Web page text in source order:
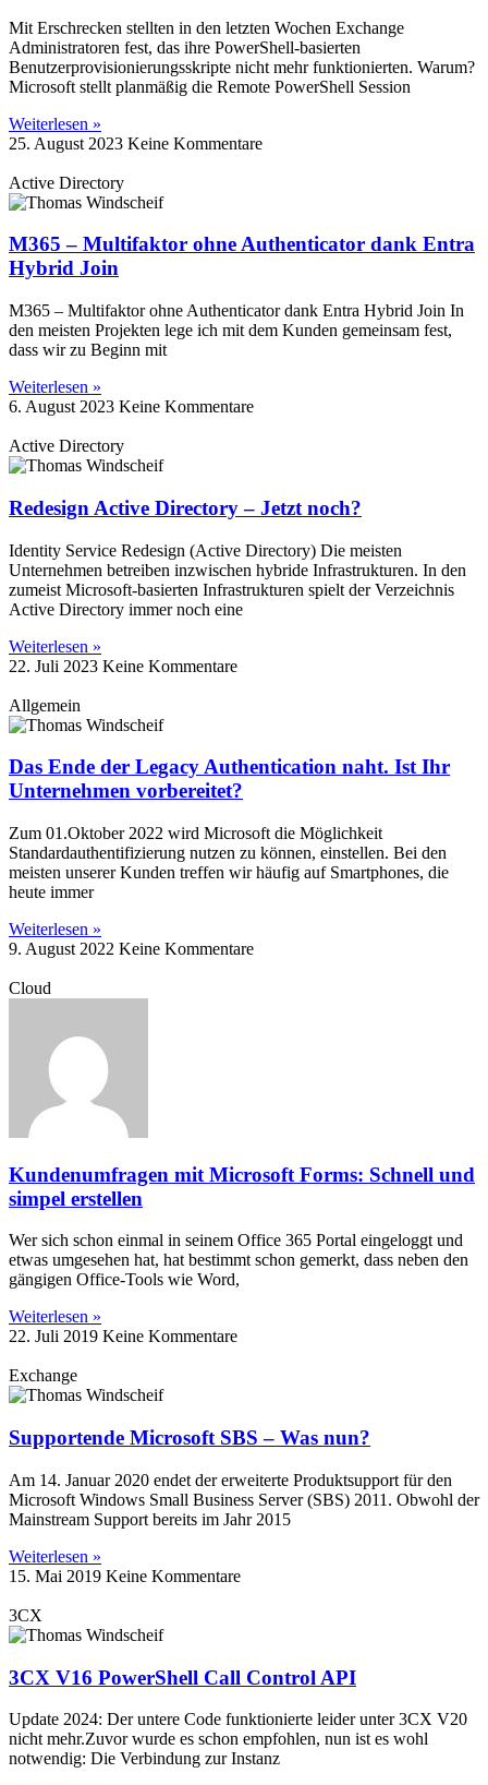
Mit Erschrecken stellten in den letzten Wochen Exchange
Administratoren fest, das ihre PowerShell-basierten
Benutzerprovisionierungsskripte nicht mehr funktionierten. Warum?
Microsoft stellt planmäßig die Remote PowerShell Session
Weiterlesen »
25. August 2023 Keine Kommentare
Active Directory
M365 – Multifaktor ohne Authenticator dank Entra
Hybrid Join
M365 – Multifaktor ohne Authenticator dank Entra Hybrid Join In
den meisten Projekten lege ich mit dem Kunden gemeinsam fest,
dass wir zu Beginn mit
Weiterlesen »
6. August 2023 Keine Kommentare
Active Directory
Redesign Active Directory – Jetzt noch?
Identity Service Redesign (Active Directory) Die meisten
Unternehmen betreiben inzwischen hybride Infrastrukturen. In den
zumeist Microsoft-basierten Infrastrukturen spielt der Verzeichnis
Active Directory immer noch eine
Weiterlesen »
22. Juli 2023 Keine Kommentare
Allgemein
Das Ende der Legacy Authentication naht. Ist Ihr
Unternehmen vorbereitet?
Zum 01.Oktober 2022 wird Microsoft die Möglichkeit
Standardauthentifizierung nutzen zu können, einstellen. Bei den
meisten unserer Kunden treffen wir häufig auf Smartphones, die
heute immer
Weiterlesen »
9. August 2022 Keine Kommentare
Cloud
Kundenumfragen mit Microsoft Forms: Schnell und
simpel erstellen
Wer sich schon einmal in seinem Office 365 Portal eingeloggt und
etwas umgesehen hat, hat bestimmt schon gemerkt, dass neben den
gängigen Office-Tools wie Word,
Weiterlesen »
22. Juli 2019 Keine Kommentare
Exchange
Supportende Microsoft SBS – Was nun?
Am 14. Januar 2020 endet der erweiterte Produktsupport für den
Microsoft Windows Small Business Server (SBS) 2011. Obwohl der
Mainstream Support bereits im Jahr 2015
Weiterlesen »
15. Mai 2019 Keine Kommentare
3CX
3CX V16 PowerShell Call Control API
Update 2024: Der untere Code funktionierte leider unter 3CX V20
nicht mehr.Zuvor wurde es schon empfohlen, nun ist es wohl
notwendig: Die Verbindung zur Instanz